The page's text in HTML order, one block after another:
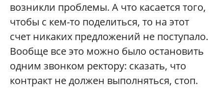
возникли проблемы. А что касается того,
чтобы с кем-то поделиться, то на этот
счет никаких предложений не поступало.
Вообще все это можно было остановить
одним звонком ректору: сказать, что
контракт не должен выполняться, стоп.